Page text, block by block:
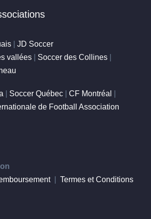
JD Soccer
vallées Soccer des Collines
Soccer Québec CF Montréal
de Football Association
| Termes et Conditions